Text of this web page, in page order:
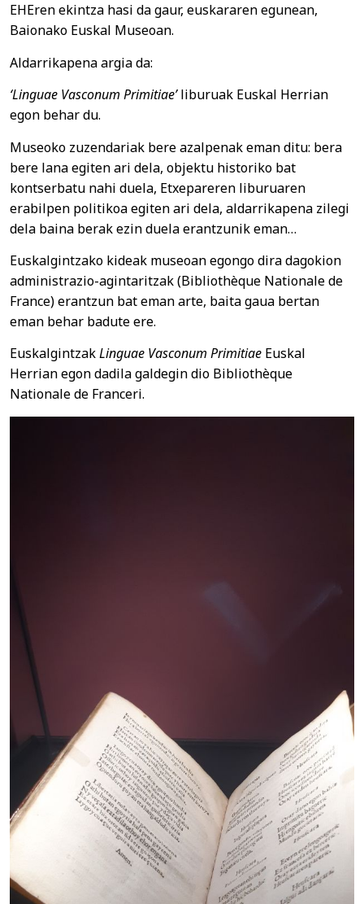
EHEren ekintza hasi da gaur, euskararen egunean,
Baionako Euskal Museoan.
Aldarrikapena argia da:
‘Linguae Vasconum Primitiae’liburuak Euskal Herrian
egon behar du.
Museoko zuzendariak bere azalpenak eman ditu: bera
bere lana egiten ari dela, objektu historiko bat
kontserbatu nahi duela, Etxepareren liburuaren
erabilpen politikoa egiten ari dela, aldarrikapena zilegi
dela baina berak ezin duela erantzunik eman…
Euskalgintzako kideak museoan egongo dira dagokion
administrazio-agintaritzak (Bibliothèque Nationale de
France) erantzun bat eman arte, baita gaua bertan
eman behar badute ere.
EuskalgintzakLinguae Vasconum Primitiae Euskal
Herrian egon dadila galdegin dio Bibliothèque
Nationale de Franceri.